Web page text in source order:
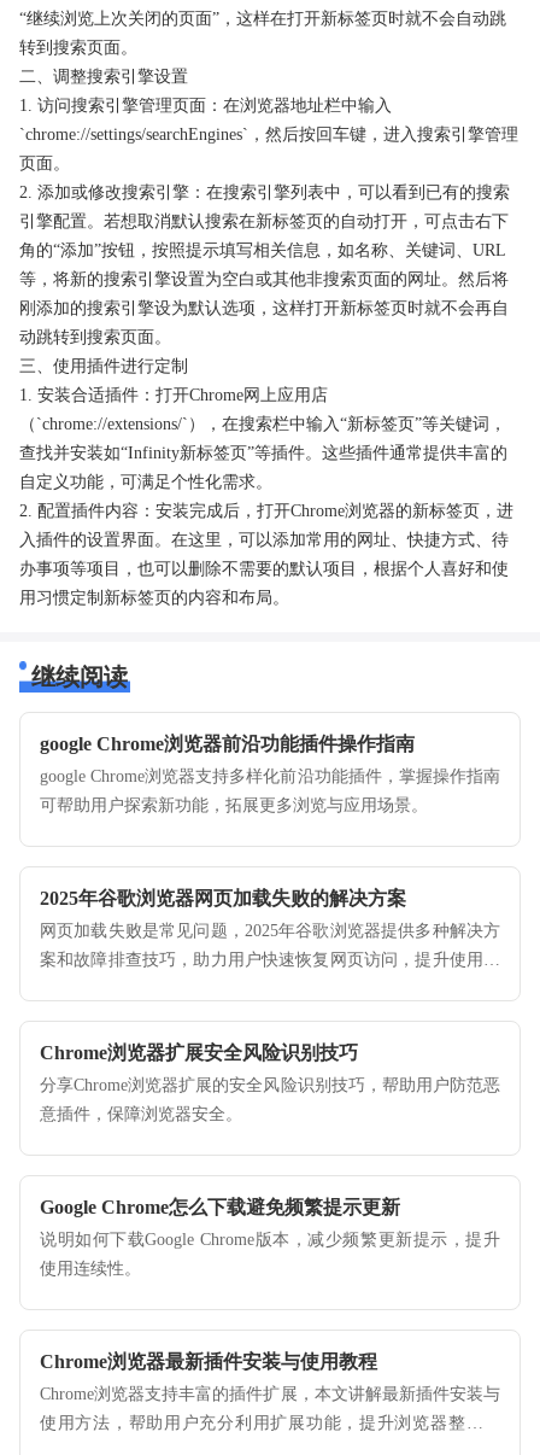
“继续浏览上次关闭的页面”，这样在打开新标签页时就不会自动跳
转到搜索页面。
二、调整搜索引擎设置
1. 访问搜索引擎管理页面：在浏览器地址栏中输入
`chrome://settings/searchEngines`，然后按回车键，进入搜索引擎管理
页面。
2. 添加或修改搜索引擎：在搜索引擎列表中，可以看到已有的搜索
引擎配置。若想取消默认搜索在新标签页的自动打开，可点击右下
角的“添加”按钮，按照提示填写相关信息，如名称、关键词、URL
等，将新的搜索引擎设置为空白或其他非搜索页面的网址。然后将
刚添加的搜索引擎设为默认选项，这样打开新标签页时就不会再自
动跳转到搜索页面。
三、使用插件进行定制
1. 安装合适插件：打开Chrome网上应用店
（`chrome://extensions/`），在搜索栏中输入“新标签页”等关键词，
查找并安装如“Infinity新标签页”等插件。这些插件通常提供丰富的
自定义功能，可满足个性化需求。
2. 配置插件内容：安装完成后，打开Chrome浏览器的新标签页，进
入插件的设置界面。在这里，可以添加常用的网址、快捷方式、待
办事项等项目，也可以删除不需要的默认项目，根据个人喜好和使
用习惯定制新标签页的内容和布局。
继续阅读
google Chrome浏览器前沿功能插件操作指南
google Chrome浏览器支持多样化前沿功能插件，掌握操作指南
可帮助用户探索新功能，拓展更多浏览与应用场景。
2025年谷歌浏览器网页加载失败的解决方案
网页加载失败是常见问题，2025年谷歌浏览器提供多种解决方
案和故障排查技巧，助力用户快速恢复网页访问，提升使用体
Chrome浏览器扩展安全风险识别技巧
分享Chrome浏览器扩展的安全风险识别技巧，帮助用户防范恶
意插件，保障浏览器安全。
Google Chrome怎么下载避免频繁提示更新
说明如何下载Google Chrome版本，减少频繁更新提示，提升
使用连续性。
Chrome浏览器最新插件安装与使用教程
Chrome浏览器支持丰富的插件扩展，本文讲解最新插件安装与
使用方法，帮助用户充分利用扩展功能，提升浏览器整体性